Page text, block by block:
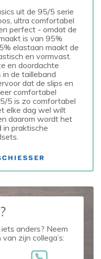
uit de 95/5 serie
ultra comfortabel
perfect - omdat de
is van 95%
elastaan maakt de
en vormvast.
en doordachte
in de tailleband
dat de slips en
comfortabel
5 is zo comfortabel
elke dag wel wilt
daarom wordt het
in praktische
anders? Neem
zijn collega’s: